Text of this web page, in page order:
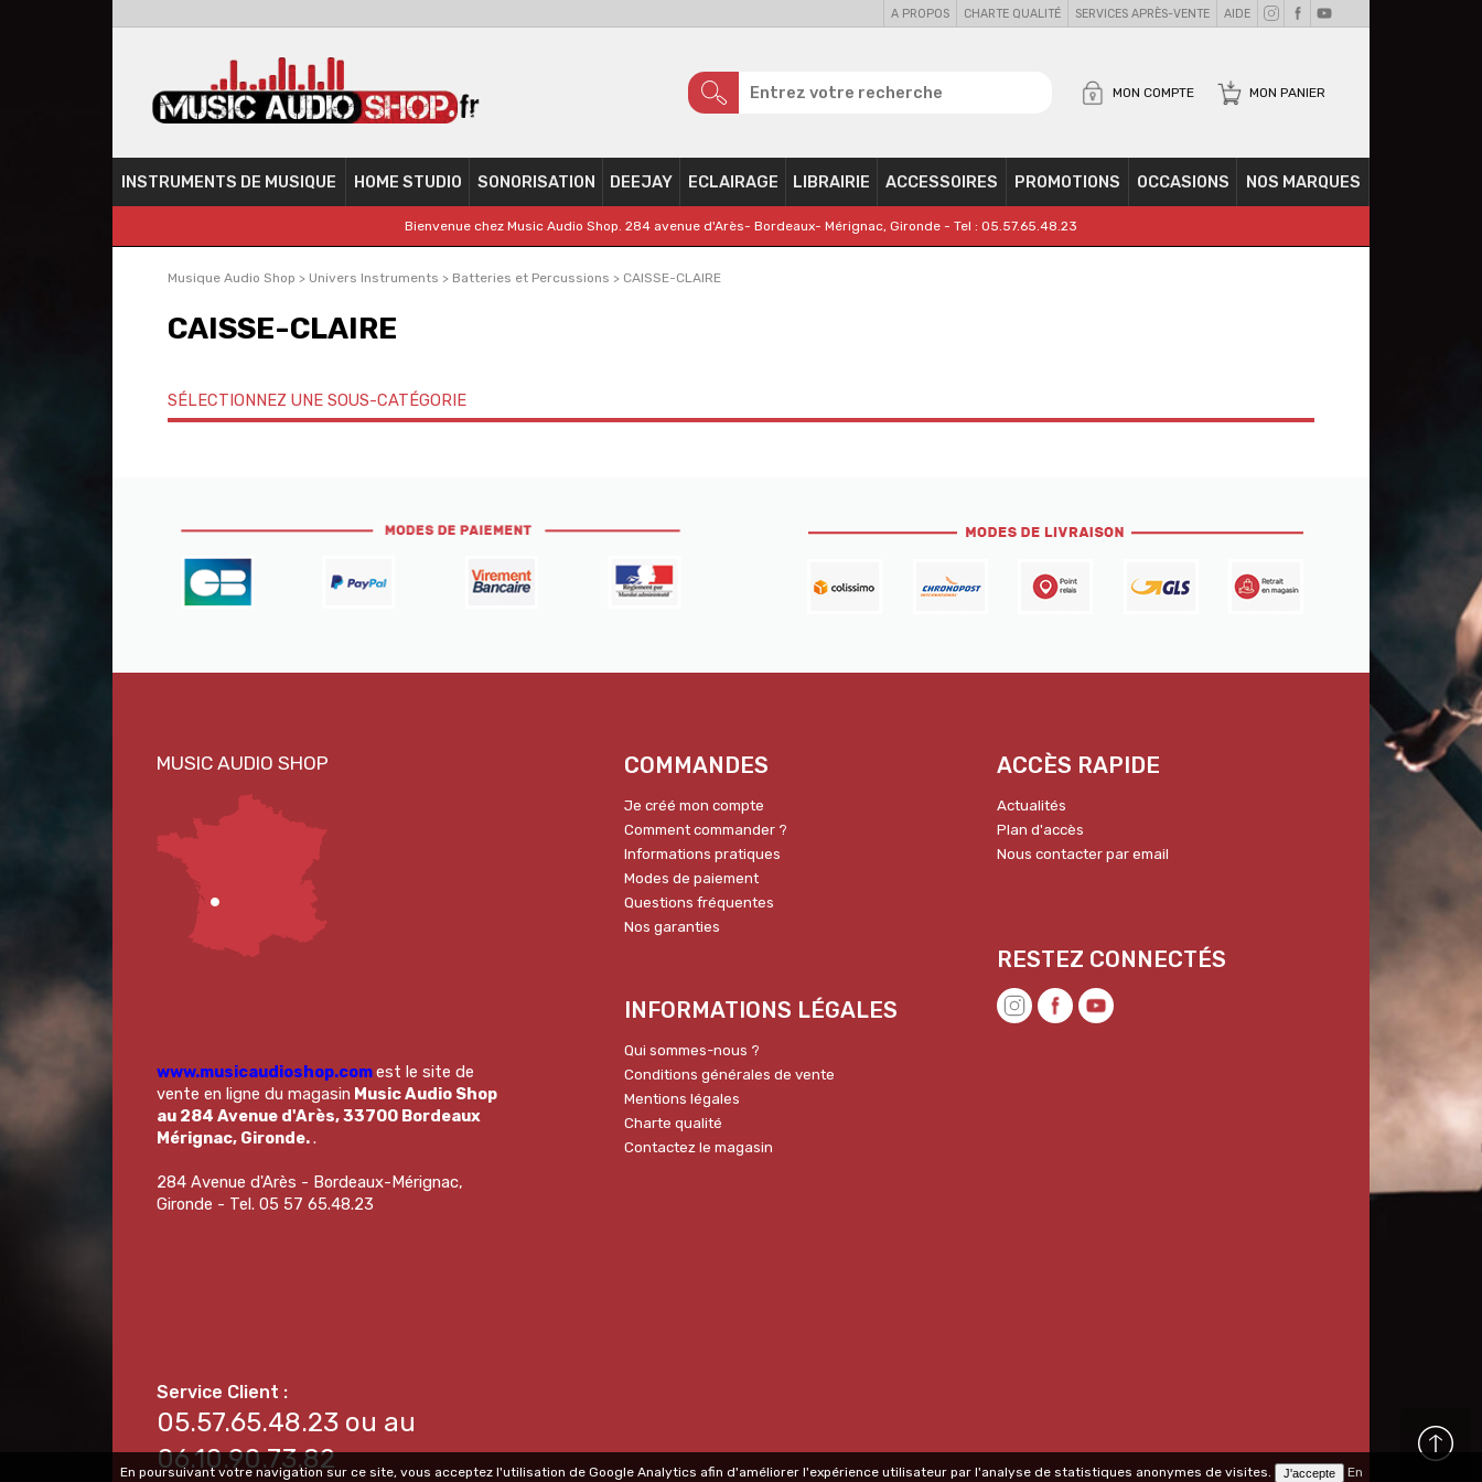
A PROPOS CHARTE QUALITÉ SERVICES APRÈS-VENTE AIDE
MON PANIER
MON COMPTE
INSTRUMENTS DE MUSIQUE HOME STUDIO SONORISATION DEEJAY ECLAIRAGE LIBRAIRIE ACCESSOIRES PROMOTIONS OCCASIONS NOS MARQUES
Bienvenue chez Music Audio Shop. 284 avenue d'Arès- Bordeaux- Mérignac, Gironde - Tel : 05.57.65.48.23
Musique Audio Shop > Univers Instruments > Batteries et Percussions > CAISSE-CLAIRE
CAISSE-CLAIRE
SÉLECTIONNEZ UNE SOUS-CATÉGORIE
www.musicaudioshop.comest le site de
vente en ligne du magasin Music Audio Shop
au 284 Avenue d'Arès, 33700 Bordeaux
Mérignac, Gironde..
284 Avenue d'Arès - Bordeaux-Mérignac,
Gironde - Tel. 05 57 65.48.23
05.57.65.48.23 ou au
06.10.90.73.82
COMMANDES
Je créé mon compte
Comment commander ?
Informations pratiques
Modes de paiement
Questions fréquentes
Nos garanties
INFORMATIONS LÉGALES
Qui sommes-nous ?
Conditions générales de vente
Mentions légales
Charte qualité
Contactez le magasin
ACCÈS RAPIDE
Actualités
Plan d'accès
Nous contacter par email
En poursuivant votre navigation sur ce site, vous acceptez l'utilisation de Google Analytics afin d'améliorer l'expérience utilisateur par l'analyse de statistiques anonymes de visites. En